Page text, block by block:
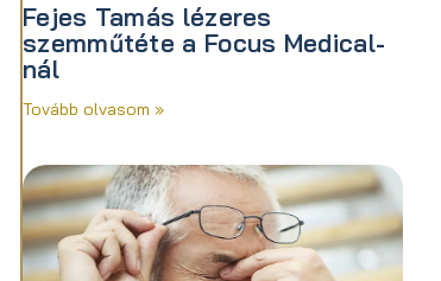
Fejes Tamás lézeres
szemműtéte a Focus Medical-
nál
Tovább olvasom »